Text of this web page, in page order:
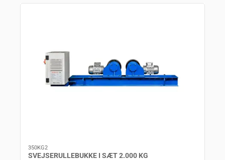
350KG2
SVEJSERULLEBUKKE I SÆT 2.000 KG